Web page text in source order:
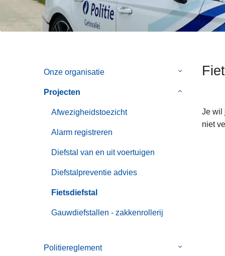
o
e
Onze organisatie
Submenu
organisatie
Projecten
Submenu
Projecten
Afwezigheidstoezicht
Alarm registreren
Diefstal van en uit voertuigen
Diefstalpreventie advies
Fietsdiefstal
Gauwdiefstallen - zakkenrollerij
Politiereglement
Submenu
Je wil
niet